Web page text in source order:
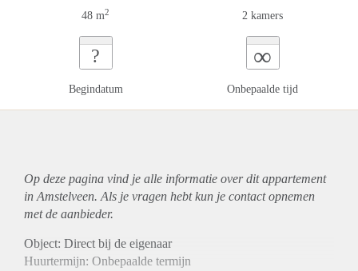
48 m2 2 kamers
?
Begindatum
∞
Onbepaalde tijd
Op deze pagina vind je alle informatie over ditappartement
in Amstelveen. Als je vragen hebt kun je contact opnemen
met de aanbieder.
Object: Direct bij de eigenaar
Huurtermijn: Onbepaalde termijn